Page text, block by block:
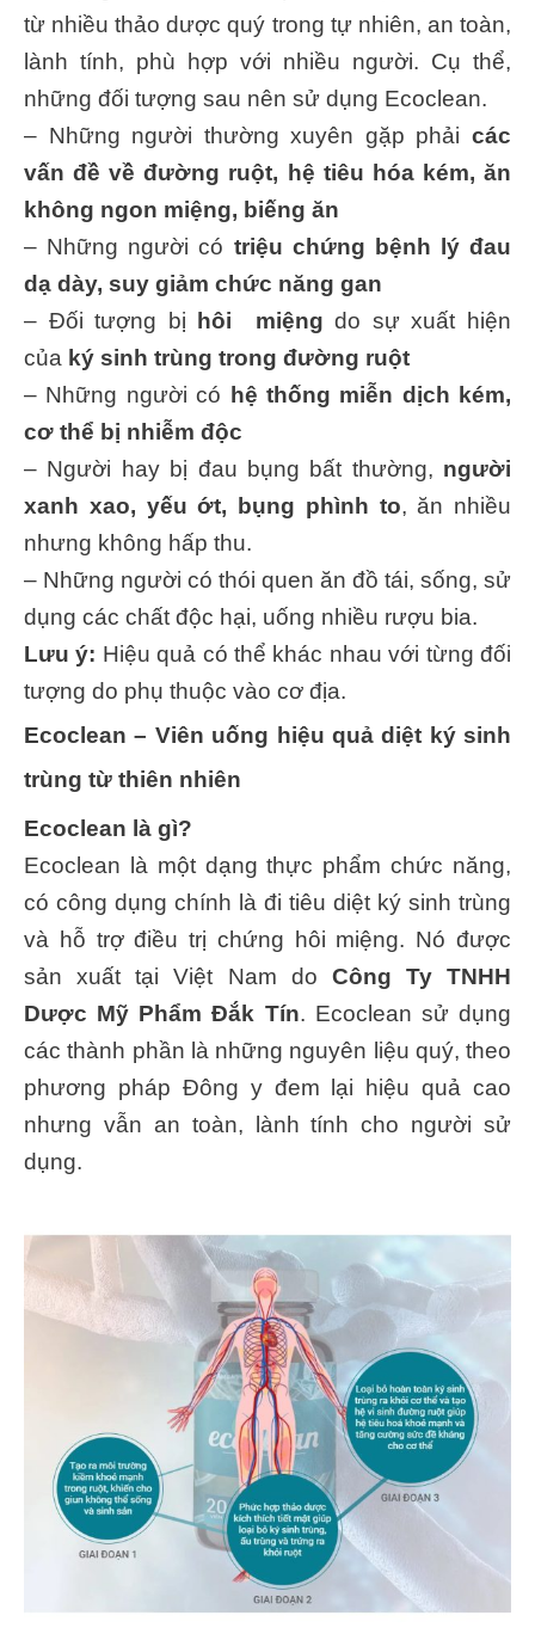
từ nhiều thảo dược quý trong tự nhiên, an toàn,
lành tính, phù hợp với nhiều người. Cụ thể,
những đối tượng sau nên sử dụng Ecoclean.
– Những người thường xuyên gặp phải các
vấn đề về đường ruột, hệ tiêu hóa kém, ăn
không ngon miệng, biếng ăn
– Những người có triệu chứng bệnh lý đau
dạ dày, suy giảm chức năng gan
– Đối tượng bị
hôi miệng do sự xuất hiện
của ký sinh trùng trong đường ruột
– Những người có
hệ thống miễn dịch kém,
cơ thể bị nhiễm độc
– Người hay bị đau bụng bất thường, người
xanh xao, yếu ớt, bụng phình to, ăn nhiều
nhưng không hấp thu.
– Những người có thói quen ăn đồ tái, sống, sử
dụng các chất độc hại, uống nhiều rượu bia.
Lưu ý: Hiệu quả có thể khác nhau với từng đối
tượng do phụ thuộc vào cơ địa.
Ecoclean – Viên uống hiệu quả diệt ký sinh
trùng từ thiên nhiên
Ecoclean là gì?
Ecoclean là một dạng thực phẩm chức năng,
có công dụng chính là đi tiêu diệt ký sinh trùng
và hỗ trợ điều trị chứng hôi miệng. Nó được
sản xuất tại Việt Nam do Công Ty TNHH
Dược Mỹ Phẩm Đắk Tín. Ecoclean sử dụng
các thành phần là những nguyên liệu quý, theo
phương pháp Đông y đem lại hiệu quả cao
nhưng vẫn an toàn, lành tính cho người sử
dụng.